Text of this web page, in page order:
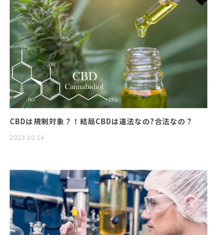
CBDは規制対象？！結局CBDは違法なの?合法なの？
2023.10.14